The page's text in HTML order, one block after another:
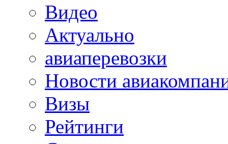
Видео
Актуально
авиаперевозки
Новости
Визы
Рейтинги